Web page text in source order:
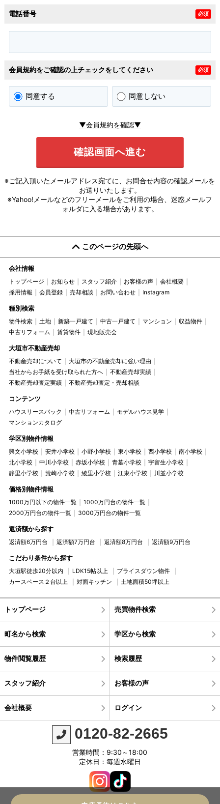
電話番号 必須
会員規約をご確認の上チェックをしてください 必須
同意する 同意しない
▼会員規約を確認▼
※ご記入頂いたメールアドレス宛てに、お問合せ内容の確認メールを
お送りいたします。
※Yahoo!メールなどのフリーメールをご利用の場合、迷惑メールフ
ォルダに入る場合があります。
このページの先頭へ
会社情報
トップページ お知らせ スタッフ紹介 お客様の声
会社概要
採用情報
会員登録 売却相談 お問い合わせ Instagram
種別検索
物件検索 土地 新築一戸建て 中古一戸建て マンション
収益物件
中古リフォーム
賃貸物件 現地販売会
大垣市不動産売却
不動産売却について
大垣市の不動産売却に強い理由
当社からお手紙を受け取られた方へ
不動産売却実績
不動産売却査定実績
不動産売却査定・売却相談
コンテンツ
ハウスリースバック 中古リフォーム
モデルハウス見学
マンションカタログ
学区別物件情報
興文小学校 安井小学校 小野小学校 東小学校 西小学校
南小学校
北小学校
中川小学校 赤坂小学校 青墓小学校
宇留生小学校
静里小学校
荒崎小学校 綾里小学校 江東小学校 川並小学校
価格別物件情報
1000万円以下の物件一覧
1000万円台の物件一覧
2000万円台の物件一覧
3000万円台の物件一覧
返済額から探す
返済額6万円台 返済額7万円台 返済額8万円台 返済額9万円台
こだわり条件から探す
大垣駅徒歩20分以内 LDK15帖以上
プライスダウン物件
カースペース２台以上
対面キッチン 土地面積50坪以上
トップページ 売買物件検索
町名から検索 学区から検索
物件閲覧履歴 検索履歴
スタッフ紹介 お客様の声
会社概要 ログイン
0120-82-2665
営業時間：9:30～18:00
定休日：毎週水曜日